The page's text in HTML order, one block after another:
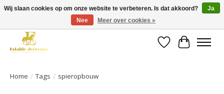
Gratis verzending vanaf €49 op een groot deel van ons assortiment
Verlanglijst
Home / Tags / spieropbouw
Wij slaan cookies op om onze website te verbeteren. Is dat akkoord?
Ja
Nee
Meer over cookies »